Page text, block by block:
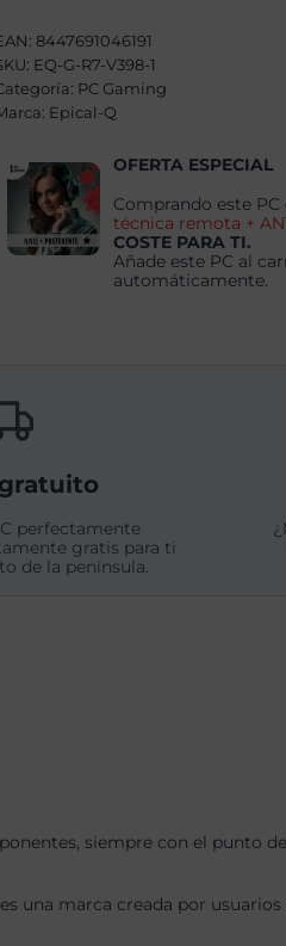
AMD
Ryzen
7
5700X
,
32GB,
SSD
NVME
,
RTX
5070
+
Windows
8447691046191
EQ-G-R7-V398-1
PC Gaming
Epical-Q
OFERTA ESPECIAL
Comprando este PC
técnica remota +
COSTE PARA TI.
Añade este PC al
automáticamente.
perfectamente
gratis para ti
de la península.
siempre con el
es una marca creada por